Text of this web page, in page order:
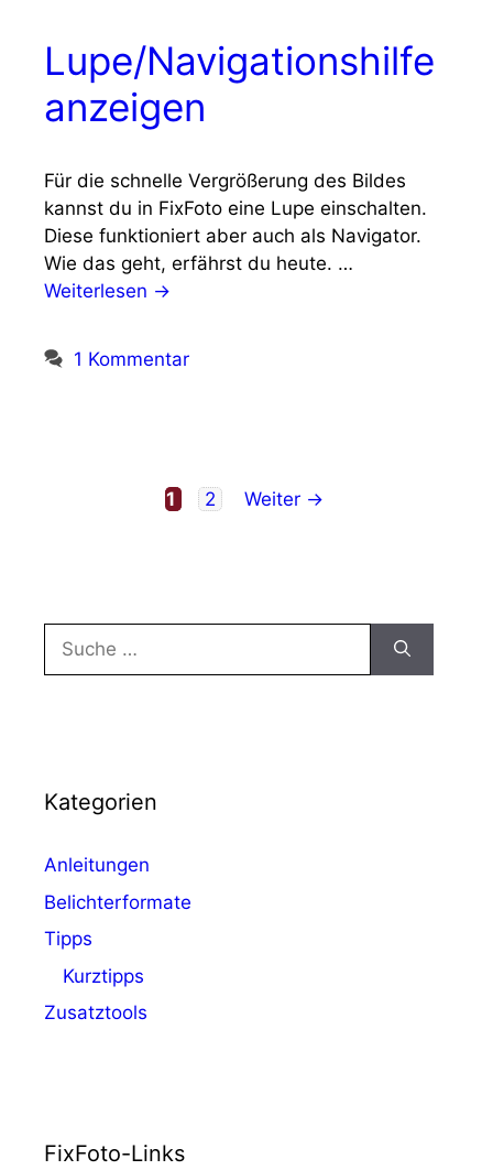
Lupe/Navigationshilfe
anzeigen
Für die schnelle Vergrößerung des Bildes
kannst du in FixFoto eine Lupe einschalten.
Diese funktioniert aber auch als Navigator.
Wie das geht, erfährst du heute. …
Weiterlesen →
1 Kommentar
Seite
1 Seite
2 Weiter →
Suche
nach:
Kategorien
Anleitungen
Belichterformate
Tipps
Kurztipps
Zusatztools
FixFoto-Links